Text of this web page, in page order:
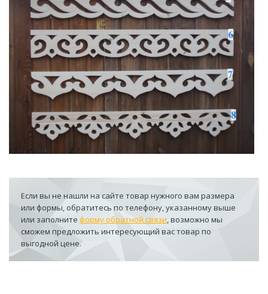
Если вы не нашли на сайте товар нужного вам размера
или формы, обратитесь по телефону, указанному выше
или заполните форму обратной связи, возможно мы
сможем предложить интересующий вас товар по
выгодной цене.